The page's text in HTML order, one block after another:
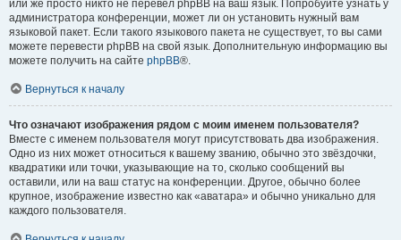
или же просто никто не перевёл phpBB на ваш язык. Попробуйте узнать у
администратора конференции, может ли он установить нужный вам
языковой пакет. Если такого языкового пакета не существует, то вы сами
можете перевести phpBB на свой язык. Дополнительную информацию вы
можете получить на сайте phpBB®.
Вернуться к началу
Что означают изображения рядом с моим именем пользователя?
Вместе с именем пользователя могут присутствовать два изображения.
Одно из них может относиться к вашему званию, обычно это звёздочки,
квадратики или точки, указывающие на то, сколько сообщений вы
оставили, или на ваш статус на конференции. Другое, обычно более
крупное, изображение известно как «аватара» и обычно уникально для
каждого пользователя.